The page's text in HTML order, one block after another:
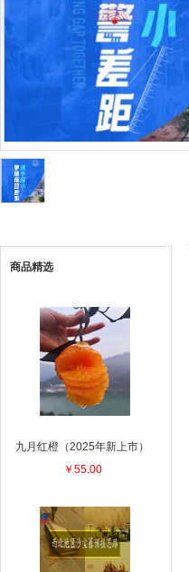
商品精选
九月红橙（2025年新上市）
￥55.00